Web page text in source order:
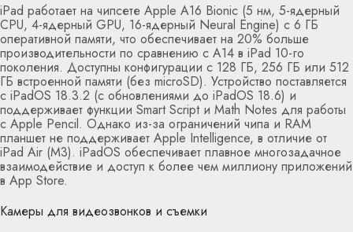
iPad работает на чипсете Apple A16 Bionic (5 нм, 5-ядерный
CPU, 4-ядерный GPU, 16-ядерный Neural Engine) с 6 ГБ
оперативной памяти, что обеспечивает на 20% больше
производительности по сравнению с A14 в iPad 10-го
поколения. Доступны конфигурации с 128 ГБ, 256 ГБ или 512
ГБ встроенной памяти (без microSD). Устройство поставляется
с iPadOS 18.3.2 (с обновлениями до iPadOS 18.6) и
поддерживает функции Smart Script и Math Notes для работы
с Apple Pencil. Однако из-за ограничений чипа и RAM
планшет не поддерживает Apple Intelligence, в отличие от
iPad Air (M3). iPadOS обеспечивает плавное многозадачное
взаимодействие и доступ к более чем миллиону приложений
в App Store.
Камеры для видеозвонков и съемки